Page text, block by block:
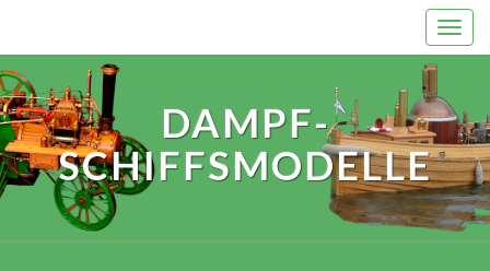
content
DAMPF-
SCHIFFSMODELLE